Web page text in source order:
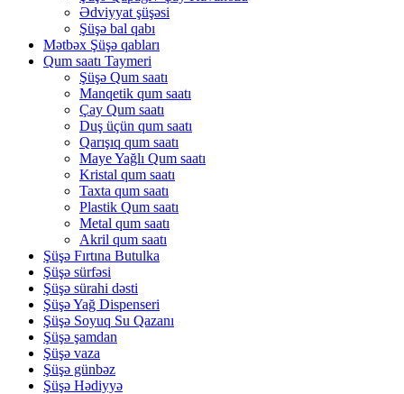
Ədviyyat şüşəsi
Şüşə bal qabı
Mətbəx Şüşə qabları
Qum saatı Taymeri
Şüşə Qum saatı
Manqetik qum saatı
Çay Qum saatı
Duş üçün qum saatı
Qarışıq qum saatı
Maye Yağlı Qum saatı
Kristal qum saatı
Taxta qum saatı
Plastik Qum saatı
Metal qum saatı
Akril qum saatı
Şüşə Fırtına Butulka
Şüşə sürfəsi
Şüşə sürahi dəsti
Şüşə Yağ Dispenseri
Şüşə Soyuq Su Qazanı
Şüşə şamdan
Şüşə vaza
Şüşə günbəz
Şüşə Hədiyyə